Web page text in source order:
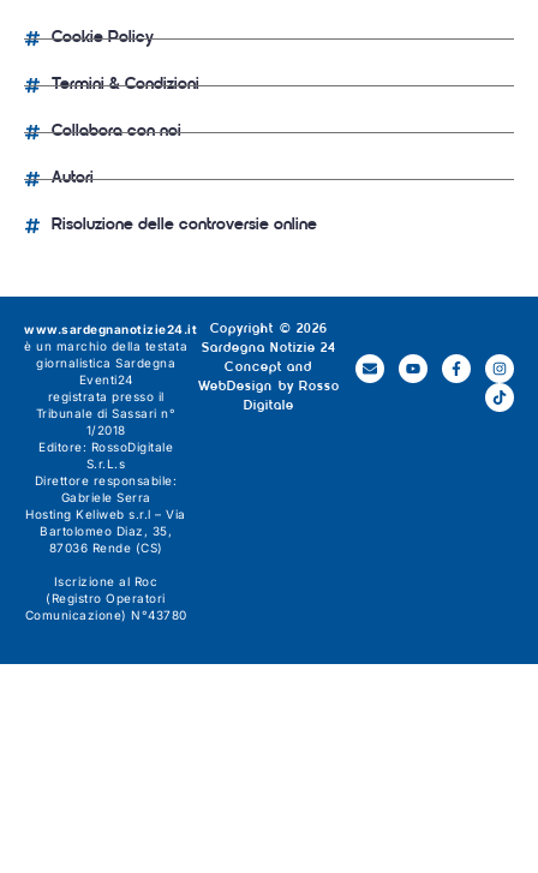
Cookie Policy
Termini & Condizioni
Collabora con noi
Autori
Risoluzione delle controversie online
Copyright © 2026
Sardegna Notizie 24
Concept and
WebDesign by Rosso
Digitale
www.sardegnanotizie24.it
è un marchio della testata
giornalistica Sardegna
Eventi24
registrata presso il
Tribunale di Sassari n°
1/2018
Editore: RossoDigitale
S.r.L.s
Direttore responsabile:
Gabriele Serra
Hosting Keliweb s.r.l – Via
Bartolomeo Diaz, 35,
87036 Rende (CS)
Iscrizione al Roc
(Registro Operatori
Comunicazione) N°43780